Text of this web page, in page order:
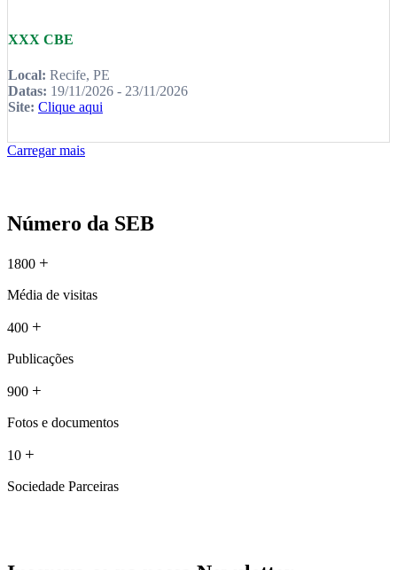
XXX CBE
Local: Recife, PE
Datas: 19/11/2026 - 23/11/2026
Site: Clique aqui
Carregar mais
Número da SEB
1800 +
Média de visitas
400 +
Publicações
900 +
Fotos e documentos
10 +
Sociedade Parceiras